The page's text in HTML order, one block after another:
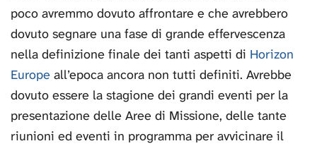
poco avremmo dovuto affrontare e che avrebbero
dovuto segnare una fase di grande effervescenza
nella definizione finale dei tanti aspetti di Horizon
Europe all’epoca ancora non tutti definiti. Avrebbe
dovuto essere la stagione dei grandi eventi per la
presentazione delle Aree di Missione, delle tante
riunioni ed eventi in programma per avvicinare il